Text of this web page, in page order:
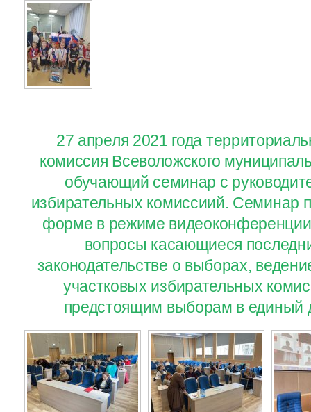
27 апреля 2021 года
комиссия Всеволожского
обучающий семинар с
избирательных комиссиий. Семинар
форме в режиме
вопросы касающиеся
законодательстве о выборах,
участковых избирательных
предстоящим выборам в единый